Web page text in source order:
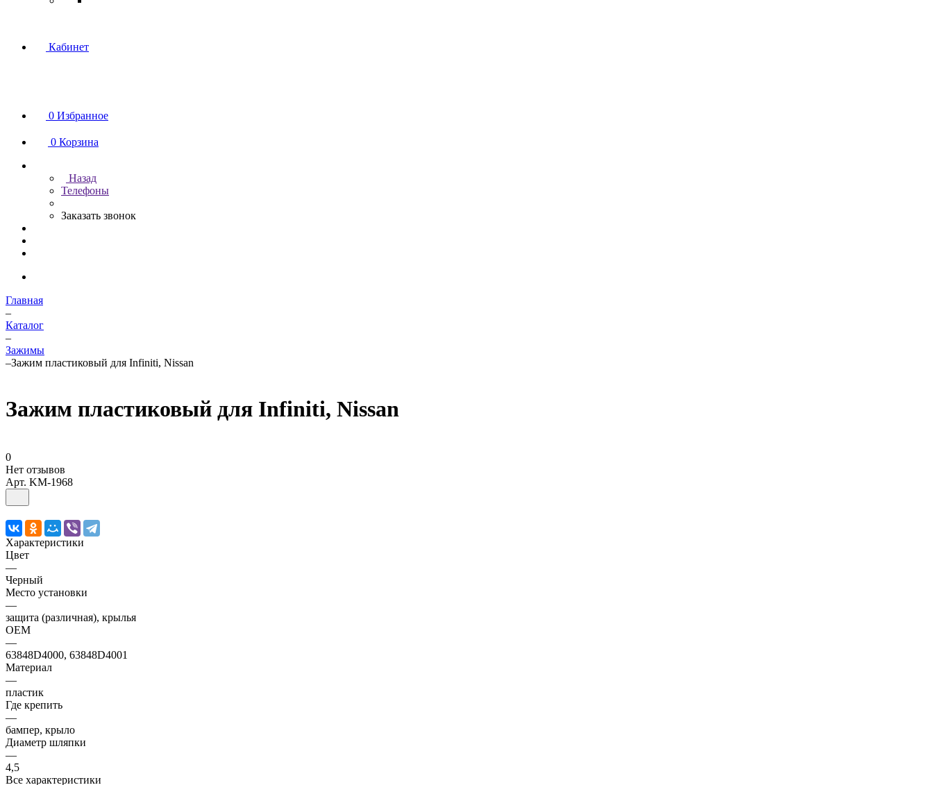
Кабинет
0 Избранное
0 Корзина
Назад
Телефоны
Заказать звонок
Главная
–
Каталог
–
Зажимы
–Зажим пластиковый для Infiniti, Nissan
Зажим пластиковый для Infiniti, Nissan
0
Нет отзывов
Арт. KM-1968
Характеристики
Цвет
—
Черный
Место установки
—
защита (различная), крылья
OEM
—
63848D4000, 63848D4001
Материал
—
пластик
Где крепить
—
бампер, крыло
Диаметр шляпки
—
4,5
Все характеристики